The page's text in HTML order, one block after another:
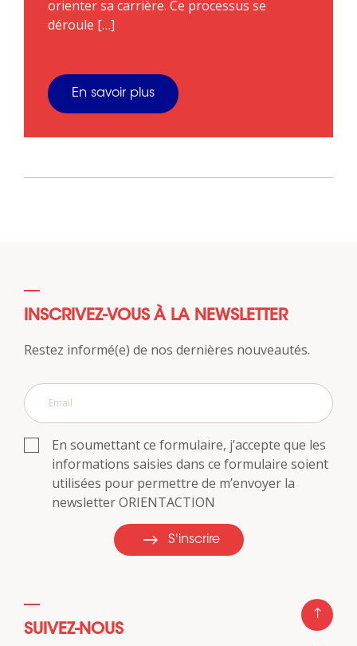
orienter sa carrière. Ce processus se
déroule […]
En savoir plus
INSCRIVEZ-VOUS À LA NEWSLETTER
Restez informé(e) de nos dernières nouveautés.
En soumettant ce formulaire, j’accepte que les
informations saisies dans ce formulaire soient
utilisées pour permettre de m’envoyer la
newsletter ORIENTACTION
S'inscrire
SUIVEZ-NOUS